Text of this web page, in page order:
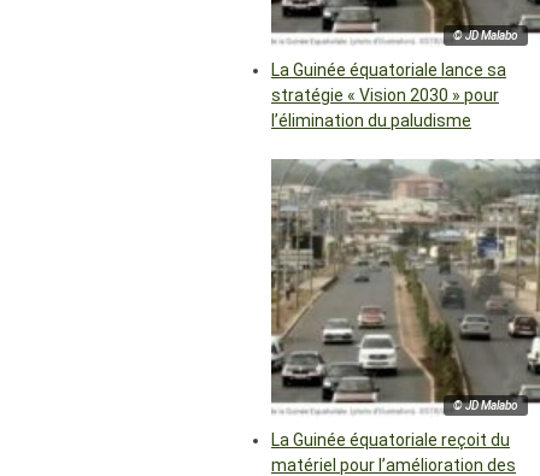
© JD Malabo
La Guinée équatoriale lance sa
stratégie « Vision 2030 » pour
l’élimination du paludisme
© JD Malabo
La Guinée équatoriale reçoit du
matériel pour l’amélioration des